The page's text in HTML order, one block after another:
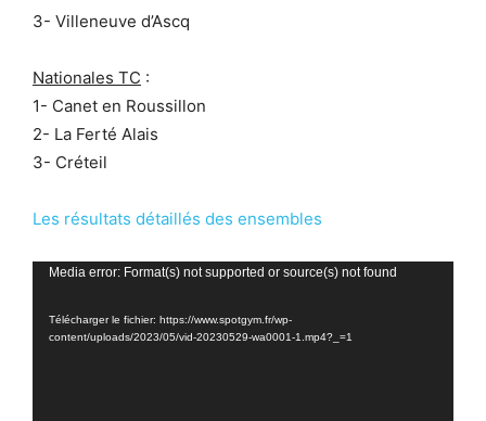
3- Villeneuve d’Ascq
Nationales TC :
1- Canet en Roussillon
2- La Ferté Alais
3- Créteil
Les résultats détaillés des ensembles
Lecteur
Media error: Format(s) not supported or source(s) not found
Télécharger le fichier: https://www.spotgym.fr/wp-
content/uploads/2023/05/vid-20230529-wa0001-1.mp4?_=1